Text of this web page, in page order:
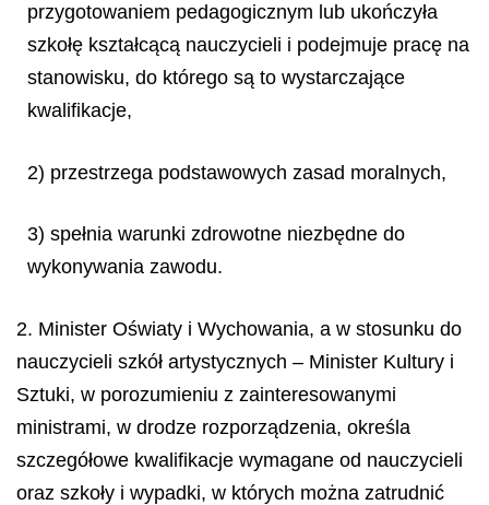
przygotowaniem pedagogicznym lub ukończyła
szkołę kształcącą nauczycieli i podejmuje pracę na
stanowisku, do którego są to wystarczające
kwalifikacje,
2) przestrzega podstawowych zasad moralnych,
3) spełnia warunki zdrowotne niezbędne do
wykonywania zawodu.
2. Minister Oświaty i Wychowania, a w stosunku do
nauczycieli szkół artystycznych – Minister Kultury i
Sztuki, w porozumieniu z zainteresowanymi
ministrami, w drodze rozporządzenia, określa
szczegółowe kwalifikacje wymagane od nauczycieli
oraz szkoły i wypadki, w których można zatrudnić